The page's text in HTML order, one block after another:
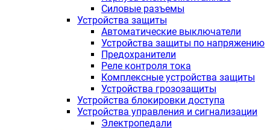
Силовые разъемы
Устройства защиты
Автоматические выключатели
Устройства защиты по напряжению
Предохранители
Реле контроля тока
Комплексные устройства защиты
Устройства грозозащиты
Устройства блокировки доступа
Устройства управления и сигнализации
Электропедали